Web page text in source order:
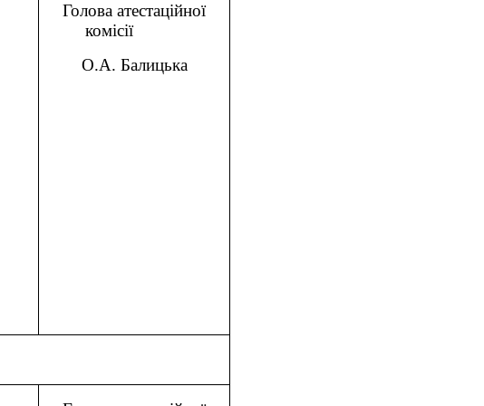
Голова атестаційної
комісії
О.А. Балицька